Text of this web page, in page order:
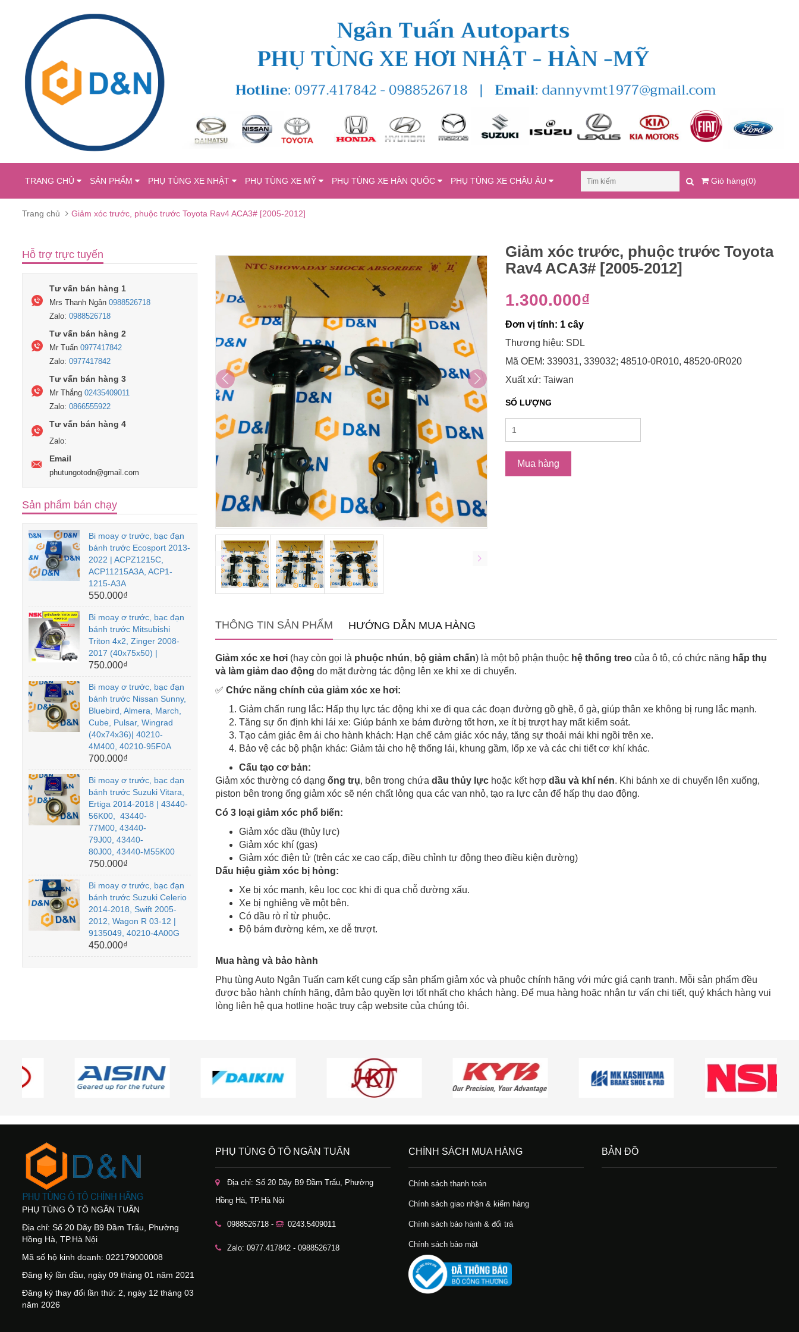
TRANG CHỦ SẢN PHẨM PHỤ TÙNG XE NHẬT PHỤ TÙNG XE MỸ PHỤ TÙNG XE HÀN QUỐC PHỤ TÙNG XE CHÂU ÂU Giỏ hàng(0)
Trang chủ Giảm xóc trước, phuộc trước Toyota Rav4 ACA3# [2005-2012]
Giảm xóc trước, phuộc trước Toyota
Rav4 ACA3# [2005-2012]
1.300.000₫
Đơn vị tính: 1 cây
Thương hiệu: SDL
Mã OEM: 339031, 339032; 48510-0R010, 48520-0R020
Xuất xứ: Taiwan
SỐ LƯỢNG
Mua hàng
THÔNG TIN SẢN PHẨM HƯỚNG DẪN MUA HÀNG
Giảm xóc xe hơi (hay còn gọi là phuộc nhún, bộ giảm chấn) là một bộ phận thuộc hệ thống treo của ô tô, có chức năng hấp thụ
và làm giảm dao động do mặt đường tác động lên xe khi xe di chuyển.
✅ Chức năng chính của giảm xóc xe hơi:
Giảm chấn rung lắc: Hấp thụ lực tác động khi xe đi qua các đoạn đường gồ ghề, ổ gà, giúp thân xe không bị rung lắc mạnh.
Tăng sự ổn định khi lái xe: Giúp bánh xe bám đường tốt hơn, xe ít bị trượt hay mất kiểm soát.
Tạo cảm giác êm ái cho hành khách: Hạn chế cảm giác xóc nảy, tăng sự thoải mái khi ngồi trên xe.
Bảo vệ các bộ phận khác: Giảm tải cho hệ thống lái, khung gầm, lốp xe và các chi tiết cơ khí khác.
Cấu tạo cơ bản:
Giảm xóc thường có dạng ống trụ, bên trong chứa dầu thủy lực hoặc kết hợp dầu và khí nén. Khi bánh xe di chuyển lên xuống,
piston bên trong ống giảm xóc sẽ nén chất lỏng qua các van nhỏ, tạo ra lực cản để hấp thụ dao động.
Có 3 loại giảm xóc phổ biến:
Giảm xóc dầu (thủy lực)
Giảm xóc khí (gas)
Giảm xóc điện tử (trên các xe cao cấp, điều chỉnh tự động theo điều kiện đường)
Dấu hiệu giảm xóc bị hỏng:
Xe bị xóc mạnh, kêu lọc cọc khi đi qua chỗ đường xấu.
Xe bị nghiêng về một bên.
Có dầu rò rỉ từ phuộc.
Độ bám đường kém, xe dễ trượt.
Mua hàng và bảo hành
Phụ tùng Auto Ngân Tuấn cam kết cung cấp sản phẩm giảm xóc và phuộc chính hãng với mức giá cạnh tranh. Mỗi sản phẩm đều
được bảo hành chính hãng, đảm bảo quyền lợi tốt nhất cho khách hàng. Để mua hàng hoặc nhận tư vấn chi tiết, quý khách hàng vui
lòng liên hệ qua hotline hoặc truy cập website của chúng tôi.
Hỗ trợ trực tuyến
Tư vấn bán hàng 1
Mrs Thanh Ngân 0988526718
Zalo: 0988526718
Tư vấn bán hàng 2
Mr Tuấn 0977417842
Zalo: 0977417842
Tư vấn bán hàng 3
Mr Thắng 02435409011
Zalo: 0866555922
Tư vấn bán hàng 4
Zalo:
Email
phutungotodn@gmail.com
Sản phẩm bán chạy
Bi moay ơ trước, bạc đạn
bánh trước Ecosport 2013-
2022 | ACPZ1215C,
ACP11215A3A, ACP1-
1215-A3A
550.000₫
Bi moay ơ trước, bạc đạn
bánh trước Mitsubishi
Triton 4x2, Zinger 2008-
2017 (40x75x50) |
750.000₫
Bi moay ơ trước, bạc đạn
bánh trước Nissan Sunny,
Bluebird, Almera, March,
Cube, Pulsar, Wingrad
(40x74x36)| 40210-
4M400, 40210-95F0A
700.000₫
Bi moay ơ trước, bạc đạn
bánh trước Suzuki Vitara,
Ertiga 2014-2018 | 43440-
56K00, 43440-
77M00, 43440-
79J00, 43440-
80J00, 43440-M55K00
750.000₫
Bi moay ơ trước, bạc đạn
bánh trước Suzuki Celerio
2014-2018, Swift 2005-
2012, Wagon R 03-12 |
9135049, 40210-4A00G
450.000₫
PHỤ TÙNG Ô TÔ NGÂN TUẤN
Địa chỉ: Số 20 Dãy B9 Đầm Trấu, Phường
Hồng Hà, TP.Hà Nội
Mã số hộ kinh doanh: 022179000008
Đăng ký lần đầu, ngày 09 tháng 01 năm 2021
Đăng ký thay đổi lần thứ: 2, ngày 12 tháng 03
năm 2026
PHỤ TÙNG Ô TÔ NGÂN TUẤN
Địa chỉ: Số 20 Dãy B9 Đầm Trấu, Phường
Hồng Hà, TP.Hà Nội
0988526718 - 0243.5409011
Zalo: 0977.417842 - 0988526718
CHÍNH SÁCH MUA HÀNG
Chính sách thanh toán
Chính sách giao nhận & kiểm hàng
Chính sách bảo hành & đổi trả
Chính sách bảo mật
BẢN ĐỒ